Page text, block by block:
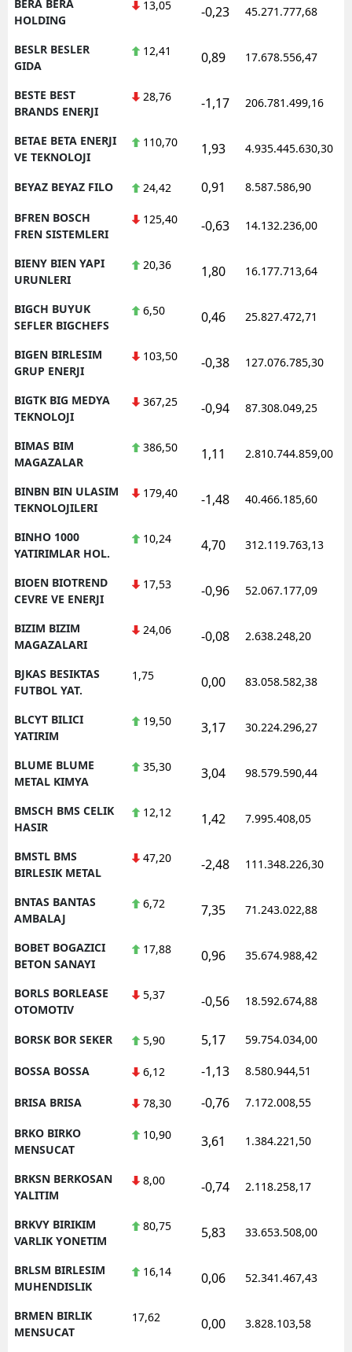
BERA BERA
HOLDING
13,05 -0,23 45.271.777,68
BESLR BESLER
GIDA
12,41 0,89 17.678.556,47
BESTE BEST
BRANDS ENERJI
28,76 -1,17 206.781.499,16
BETAE BETA ENERJI
VE TEKNOLOJI
110,70 1,93 4.935.445.630,30
BEYAZ BEYAZ FILO 24,42 0,91 8.587.586,90
BFREN BOSCH
FREN SISTEMLERI
125,40 -0,63 14.132.236,00
BIENY BIEN YAPI
URUNLERI
20,36 1,80 16.177.713,64
BIGCH BUYUK
SEFLER BIGCHEFS
6,50 0,46 25.827.472,71
BIGEN BIRLESIM
GRUP ENERJI
103,50 -0,38 127.076.785,30
BIGTK BIG MEDYA
TEKNOLOJI
367,25 -0,94 87.308.049,25
BIMAS BIM
MAGAZALAR
386,50 1,11 2.810.744.859,00
BINBN BIN ULASIM
TEKNOLOJILERI
179,40 -1,48 40.466.185,60
BINHO 1000
YATIRIMLAR HOL.
10,24 4,70 312.119.763,13
BIOEN BIOTREND
CEVRE VE ENERJI
17,53 -0,96 52.067.177,09
BIZIM BIZIM
MAGAZALARI
24,06 -0,08 2.638.248,20
BJKAS BESIKTAS
FUTBOL YAT.
1,75 0,00 83.058.582,38
BLCYT BILICI
YATIRIM
19,50 3,17 30.224.296,27
BLUME BLUME
METAL KIMYA
35,30 3,04 98.579.590,44
BMSCH BMS CELIK
HASIR
12,12 1,42 7.995.408,05
BMSTL BMS
BIRLESIK METAL
47,20 -2,48 111.348.226,30
BNTAS BANTAS
AMBALAJ
6,72 7,35 71.243.022,88
BOBET BOGAZICI
BETON SANAYI
17,88 0,96 35.674.988,42
BORLS BORLEASE
OTOMOTIV
5,37 -0,56 18.592.674,88
BORSK BOR SEKER 5,90 5,17 59.754.034,00
BOSSA BOSSA 6,12 -1,13 8.580.944,51
BRISA BRISA 78,30 -0,76 7.172.008,55
BRKO BIRKO
MENSUCAT
10,90 3,61 1.384.221,50
BRKSN BERKOSAN
YALITIM
8,00 -0,74 2.118.258,17
BRKVY BIRIKIM
VARLIK YONETIM
80,75 5,83 33.653.508,00
BRLSM BIRLESIM
MUHENDISLIK
16,14 0,06 52.341.467,43
BRMEN BIRLIK
MENSUCAT
17,62 0,00 3.828.103,58